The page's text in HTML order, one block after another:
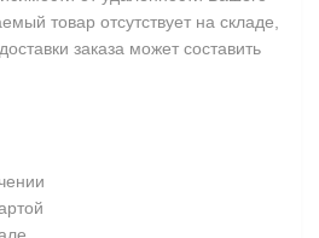
товар отсутствует на складе,
заказа может составить